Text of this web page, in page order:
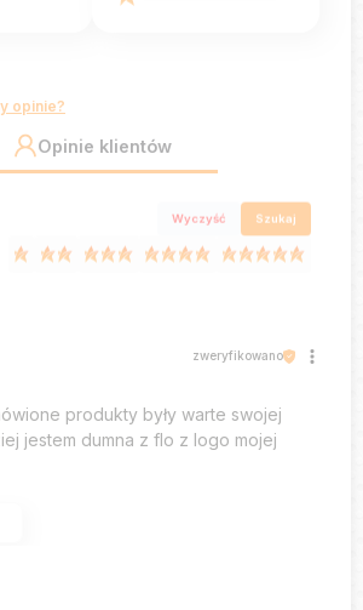
opinie?
Opinie klientów
Wyczyść Szukaj
zweryfikowano
produkty były warte swojej
jestem dumna z flo z logo mojej